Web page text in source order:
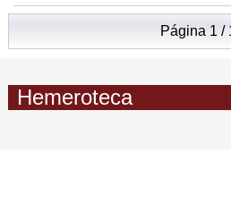
Página 1 /
Hemeroteca